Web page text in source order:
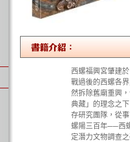
西螺福興宮肇建
戰過後的西螺各
然拆除舊廟重興
典藏」的理念之
存研究團隊，從
螺陽三百年──西
定潛力文物調查